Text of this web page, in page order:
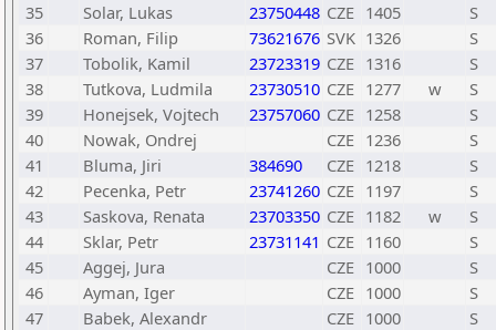
35
Solar, Lukas 23750448 CZE 1405
S
36
Roman, Filip 73621676 SVK 1326
S
37
Tobolik, Kamil 23723319 CZE 1316
S
38
Tutkova, Ludmila 23730510 CZE 1277 w
S
39
Honejsek, Vojtech 23757060 CZE 1258
S
40
Nowak, Ondrej CZE 1236
S
41
Bluma, Jiri 384690 CZE 1218
S
42
Pecenka, Petr 23741260 CZE 1197
S
43
Saskova, Renata 23703350 CZE 1182 w
S
44
Sklar, Petr 23731141 CZE 1160
S
45
Aggej, Jura CZE 1000
S
46
Ayman, Iger CZE 1000
S
47
Babek, Alexandr CZE 1000
S